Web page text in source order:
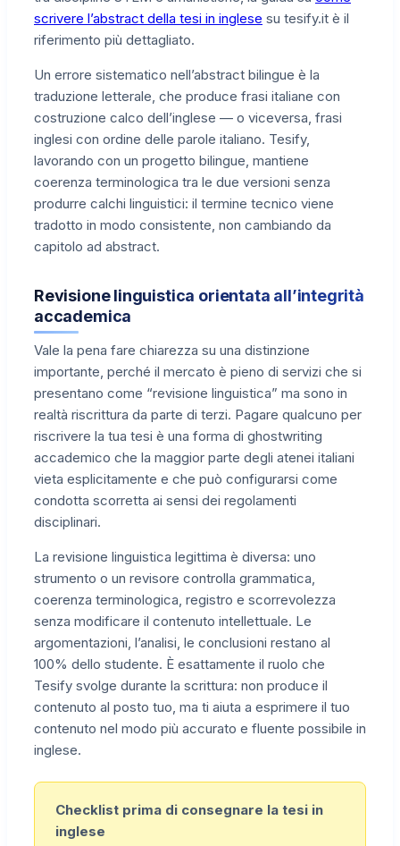
scrivere l’abstract della tesi in inglese su tesify.it è il
riferimento più dettagliato.
Un errore sistematico nell’abstract bilingue è la
traduzione letterale, che produce frasi italiane con
costruzione calco dell’inglese — o viceversa, frasi
inglesi con ordine delle parole italiano. Tesify,
lavorando con un progetto bilingue, mantiene
coerenza terminologica tra le due versioni senza
produrre calchi linguistici: il termine tecnico viene
tradotto in modo consistente, non cambiando da
capitolo ad abstract.
Revisione linguistica orientata all’integrità
accademica
Vale la pena fare chiarezza su una distinzione
importante, perché il mercato è pieno di servizi che si
presentano come “revisione linguistica” ma sono in
realtà riscrittura da parte di terzi. Pagare qualcuno per
riscrivere la tua tesi è una forma di ghostwriting
accademico che la maggior parte degli atenei italiani
vieta esplicitamente e che può configurarsi come
condotta scorretta ai sensi dei regolamenti
disciplinari.
La revisione linguistica legittima è diversa: uno
strumento o un revisore controlla grammatica,
coerenza terminologica, registro e scorrevolezza
senza modificare il contenuto intellettuale. Le
argomentazioni, l’analisi, le conclusioni restano al
100% dello studente. È esattamente il ruolo che
Tesify svolge durante la scrittura: non produce il
contenuto al posto tuo, ma ti aiuta a esprimere il tuo
contenuto nel modo più accurato e fluente possibile in
inglese.
Checklist prima di consegnare la tesi in
inglese